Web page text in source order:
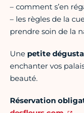
– comment s’en
– les règles de la
prendre soin de la
Une petite
enchanter vos
beauté.
Réservation